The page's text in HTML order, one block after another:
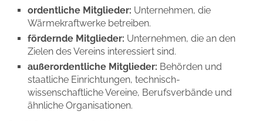
ordentliche Mitglieder: Unternehmen, die
Wärmekraftwerke betreiben.
fördernde Mitglieder: Unternehmen, die an den
Zielen des Vereins interessiert sind.
außerordentliche Mitglieder: Behörden und
staatliche Einrichtungen, technisch-
wissenschaftliche Vereine, Berufsverbände und
ähnliche Organisationen.